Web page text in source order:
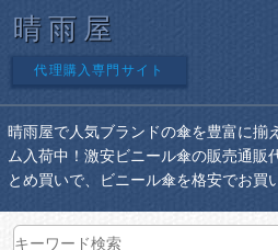
晴雨屋
代理購入専門サイト
晴雨屋で人気ブランドの傘を豊富に揃
ム入荷中！激安ビニール傘の販売通販
とめ買いで、ビニール傘を格安でお買